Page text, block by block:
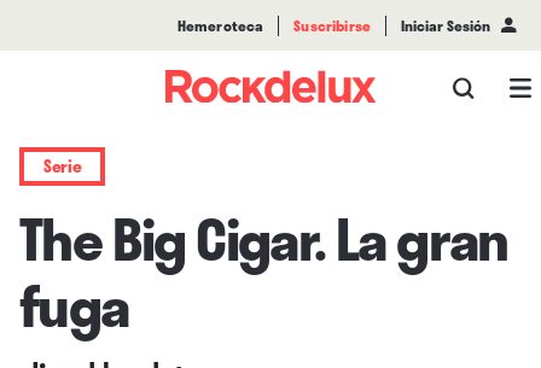
Hemeroteca Suscribirse Iniciar Sesión
Serie
The Big Cigar. La gran
fuga